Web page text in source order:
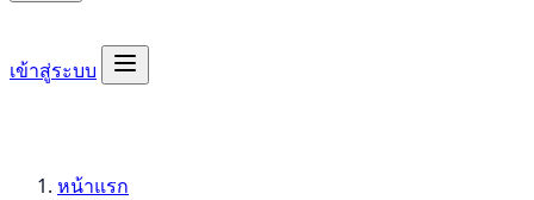
เข้าสู่ระบบ
หน้าแรก